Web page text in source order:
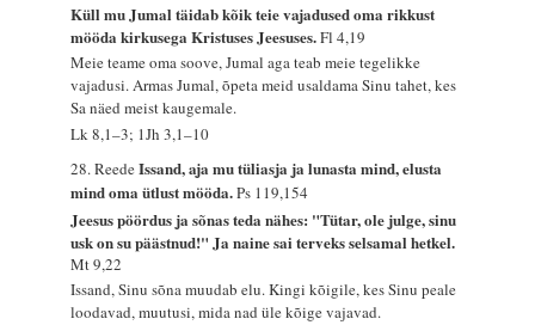
Küll mu Jumal täidab kõik teie vajadused oma rikkust
mööda kirkusega Kristuses Jeesuses.Fl 4,19
Meie teame oma soove, Jumal aga teab meie tegelikke
vajadusi. Armas Jumal, õpeta meid usaldama Sinu tahet, kes
Sa näed meist kaugemale.
Lk 8,1–3; 1Jh 3,1–10
28. ReedeIssand, aja mu tüliasja ja lunasta mind, elusta
mind oma ütlust mööda.Ps 119,154
Jeesus pöördus ja sõnas teda nähes: "Tütar, ole julge, sinu
usk on su päästnud!" Ja naine sai terveks selsamal hetkel.
Mt 9,22
Issand, Sinu sõna muudab elu. Kingi kõigile, kes Sinu peale
loodavad, muutusi, mida nad üle kõige vajavad.